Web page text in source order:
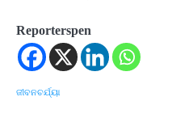
Reporterspen
ଜୀବନଚର୍ଯ୍ୟା